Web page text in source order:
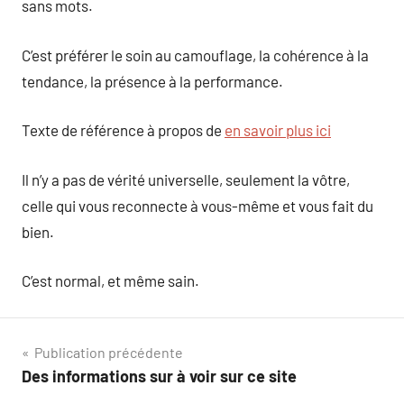
sans mots.
C’est préférer le soin au camouflage, la cohérence à la
tendance, la présence à la performance.
Texte de référence à propos de en savoir plus ici
Il n’y a pas de vérité universelle, seulement la vôtre,
celle qui vous reconnecte à vous-même et vous fait du
bien.
C’est normal, et même sain.
Navigation
de
Publication précédente
Des informations sur à voir sur ce site